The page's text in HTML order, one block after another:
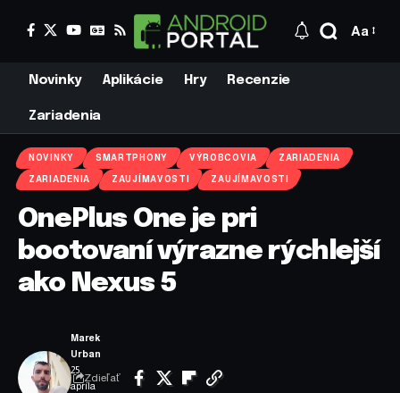
Aa
Novinky Aplikácie Hry Recenzie
Zariadenia
NOVINKY SMARTPHONY VÝROBCOVIA ZARIADENIA
ZARIADENIA ZAUJÍMAVOSTI ZAUJÍMAVOSTI
OnePlus One je pri
bootovaní výrazne rýchlejší
ako Nexus 5
25.
apríla
Marek
Urban
Zdieľať